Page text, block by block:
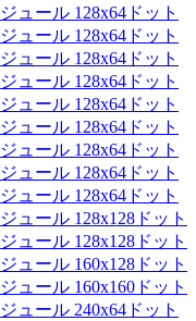
ュール 128x64ドット
ュール 128x64ドット
ュール 128x64ドット
ュール 128x64ドット
ュール 128x64ドット
ュール 128x64ドット
ュール 128x64ドット
ュール 128x64ドット
ュール 128x64ドット
ュール 128x128ドット
ュール 128x128ドット
ュール 160x128ドット
ュール 160x160ドット
ュール 240x64ドット